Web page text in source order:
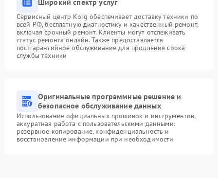
Сервисный центр Korg обеспечивает доставку техники по
всей РФ, бесплатную диагностику и качественный ремонт,
включая срочный ремонт. Клиенты могут отслеживать
статус ремонта онлайн. Также предоставляется
постгарантийное обслуживание для продления срока
службы техники
Оригинальные программные решение и
безопасное обслуживание данных
Использование официальных прошивок и инструментов,
аккуратная работа с пользовательскими данными:
резервное копирование, конфиденциальность и
восстановление информации при необходимости